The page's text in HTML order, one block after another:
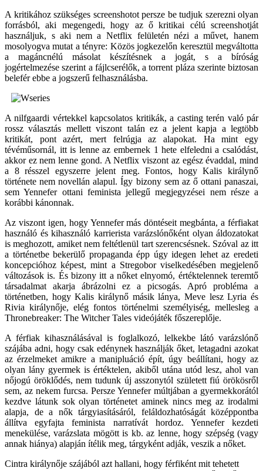
A kritikához szükséges screenshotot persze be tudjuk szerezni olyan
forrásból, aki megengedi, hogy az ő kritikai célú screenshotját
használjuk, s aki nem a Netflix felületén nézi a művet, hanem
mosolyogva mutat a tényre: Közös jogkezelőn keresztül megváltotta
a magáncnélú másolat készítésnek a jogát, s a bíróság
jogértelmezése szerint a fájlcserélők, a torrent pláza szerinte biztosan
belefér ebbe a jogszerű felhasználásba.
A nilfgaardi vértekkel kapcsolatos kritikák, a casting terén való pár
rossz választás mellett viszont talán ez a jelent kapja a legtöbb
kritikát, pont azért, mert felrúgja az alapokat. Ha mint egy
tévéműsornál, itt is lenne az embernek 1 hete elfeledni a csalódást,
akkor ez nem lenne gond. A Netflix viszont az egész évaddal, mind
a 8 résszel egyszerre jelent meg. Fontos, hogy Kalis királynő
története nem novellán alapul. Így bizony sem az ő ottani panaszai,
sem Yennefer ottani feminista jellegű megjegyzései nem része a
korábbi kánonnak.
Az viszont igen, hogy Yennefer más döntéseit megbánta, a férfiakat
használó és kihasználó karrierista varázslónőként olyan áldozatokat
is meghozott, amiket nem feltétlenül tart szerencsésnek. Szóval az itt
a történetbe bekerülő propaganda épp úgy idegen lehet az eredeti
koncepcióhoz képest, mint a Stregobor viselkedésében megjelenő
változások is. És bizony itt a nőket elnyomó, értéktelennek teremtő
társadalmat akarja ábrázolni ez a picsogás. Apró probléma a
történetben, hogy Kalis királynő másik lánya, Meve lesz Lyria és
Rivia királynője, elég fontos történelmi személyiség, mellesleg a
Thronebreaker: The Witcher Tales videójáték főszereplője.
A férfiak kihasználásával is foglalkozó, lelkekbe látó varázslónő
szájába adni, hogy csak edénynek használják őket, letagadni azokat
az érzelmeket amikre a manipluáció épít, úgy beállítani, hogy az
olyan lány gyermek is értéktelen, akiből utána utód lesz, ahol van
nőjogú öröklődés, nem tudunk új asszonytól született fiú örökösről
sem, az nekem furcsa. Persze Yennefer múltjában a gyermekkorától
kezdve látunk sok olyan történetet aminek nincs meg az irodalmi
alapja, de a nők tárgyiasításáról, feláldozhatóságát középpontba
állítva egyfajta feminista narratívát hordoz. Yennefer kezdeti
menekülése, varázslata mögött is kb. az lenne, hogy szépség (vagy
annak hiánya) alapján ítélik meg, tárgyként adják, veszik a nőket.
Cintra királynője szájából azt hallani, hogy férfiként mit tehetett